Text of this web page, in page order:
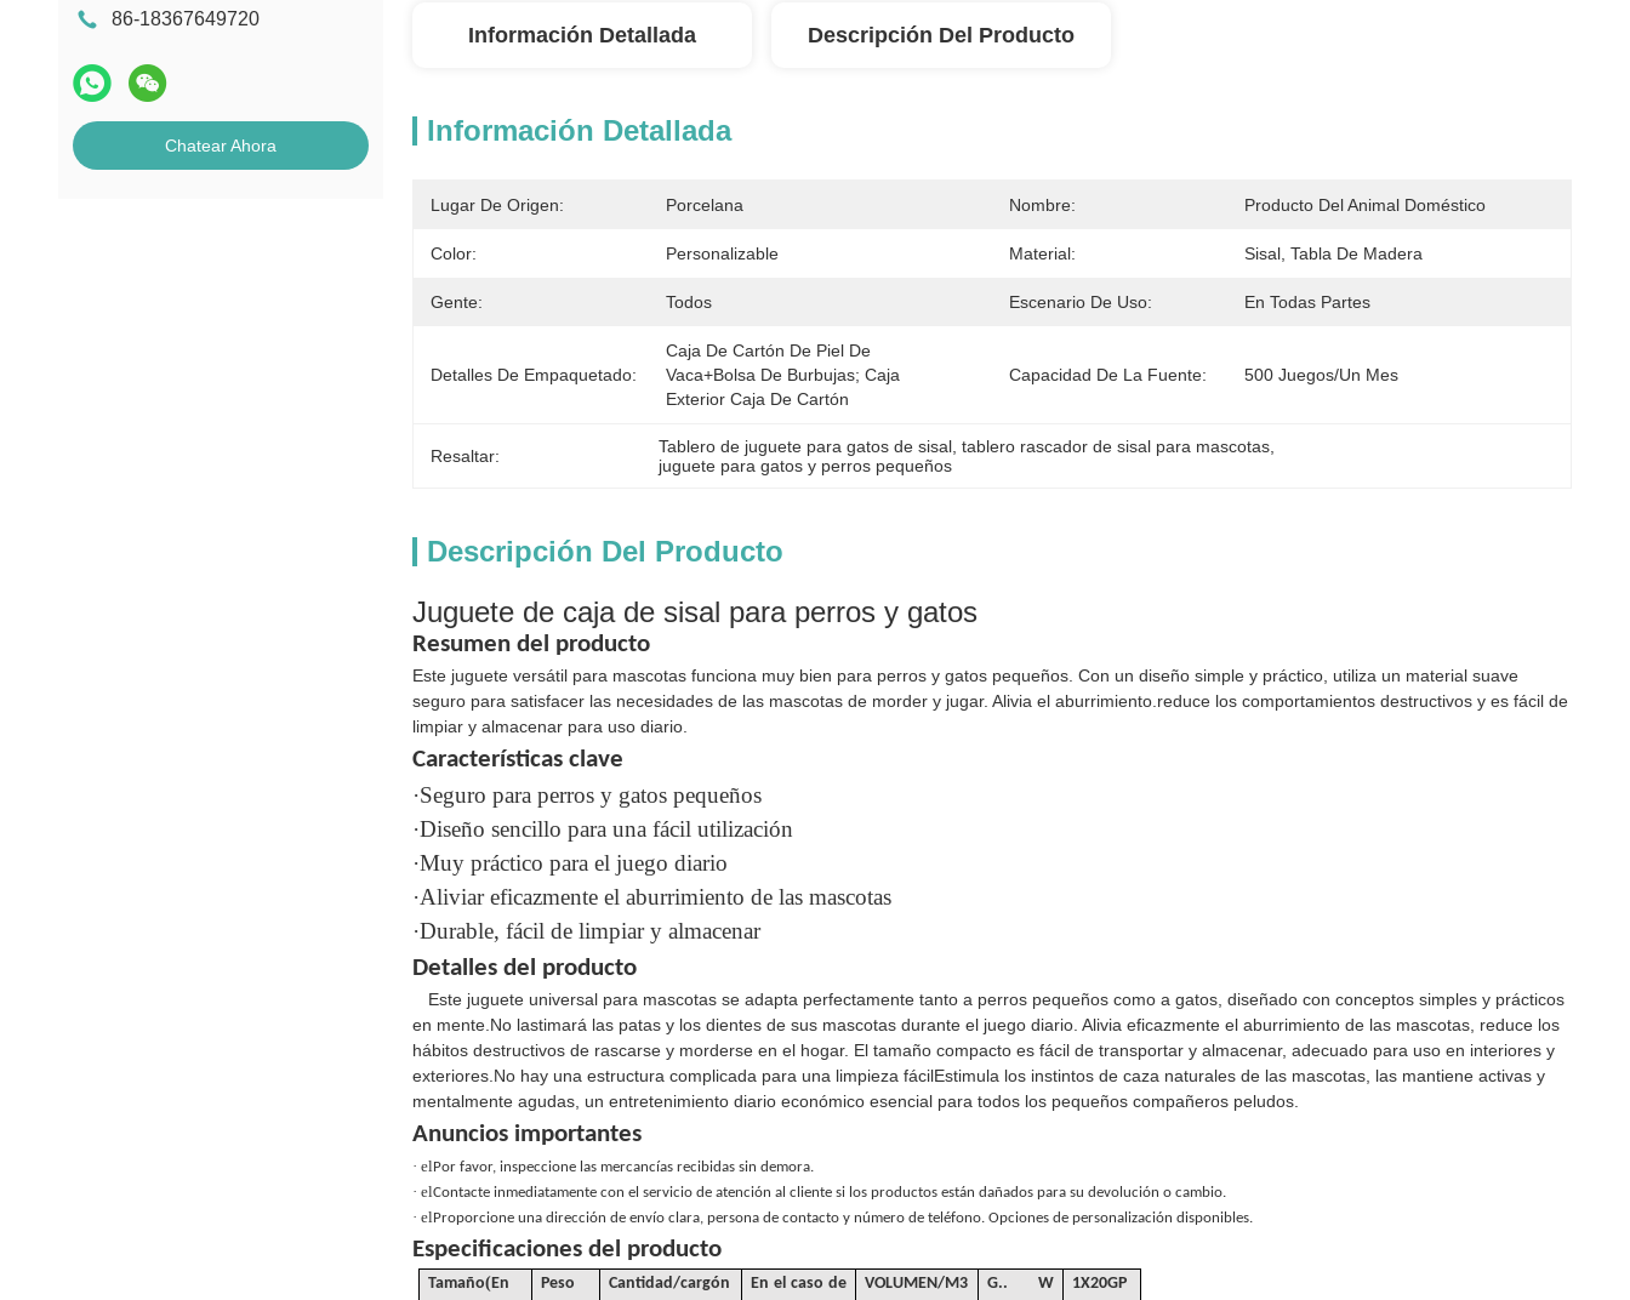
86-18367649720
Chatear Ahora
Información Detallada Descripción Del Producto
Información Detallada
Lugar De Origen: Porcelana Nombre: Producto Del Animal Doméstico
Color: Personalizable Material: Sisal, Tabla De Madera
Gente: Todos Escenario De Uso: En Todas Partes
Detalles De Empaquetado:
Caja De Cartón De Piel De
Vaca+bolsa De Burbujas; Caja
Exterior Caja De Cartón
Capacidad De La Fuente: 500 Juegos/un Mes
Resaltar: Tablero de juguete para gatos de sisal , tablero rascador de sisal para mascotas
juguete para gatos y perros pequeños
Descripción Del Producto
Juguete de caja de sisal para perros y gatos
Resumen del producto
Este juguete versátil para mascotas funciona muy bien para perros y gatos pequeños. Con un diseño simple y práctico, utiliza un material suave
seguro para satisfacer las necesidades de las mascotas de morder y jugar. Alivia el aburrimiento.reduce los comportamientos destructivos y es fácil de
limpiar y almacenar para uso diario.
Características clave
·Seguro para perros y gatos pequeños
·Diseño sencillo para una fácil utilización
·Muy práctico para el juego diario
·Aliviar eficazmente el aburrimiento de las mascotas
·Durable, fácil de limpiar y almacenar
Detalles del producto
Este juguete universal para mascotas se adapta perfectamente tanto a perros pequeños como a gatos, diseñado con conceptos simples y prácticos
en mente.No lastimará las patas y los dientes de sus mascotas durante el juego diario. Alivia eficazmente el aburrimiento de las mascotas, reduce los
hábitos destructivos de rascarse y morderse en el hogar. El tamaño compacto es fácil de transportar y almacenar, adecuado para uso en interiores y
exteriores.No hay una estructura complicada para una limpieza fácilEstimula los instintos de caza naturales de las mascotas, las mantiene activas y
mentalmente agudas, un entretenimiento diario económico esencial para todos los pequeños compañeros peludos.
Anuncios importantes
· elPor favor, inspeccione las mercancías recibidas sin demora.
· elContacte inmediatamente con el servicio de atención al cliente si los productos están dañados para su devolución o cambio.
· elProporcione una dirección de envío clara, persona de contacto y número de teléfono. Opciones de personalización disponibles.
Especificaciones del producto
Tamaño(En
Peso Cantidad/cargón
En el caso de
VOLUMEN/M3 G.. W
1X20GP